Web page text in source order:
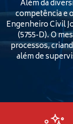
os clientes não
trabalho.
Além da
competência e
Engenheiro Civil
(5755-D). O
processos,
além de